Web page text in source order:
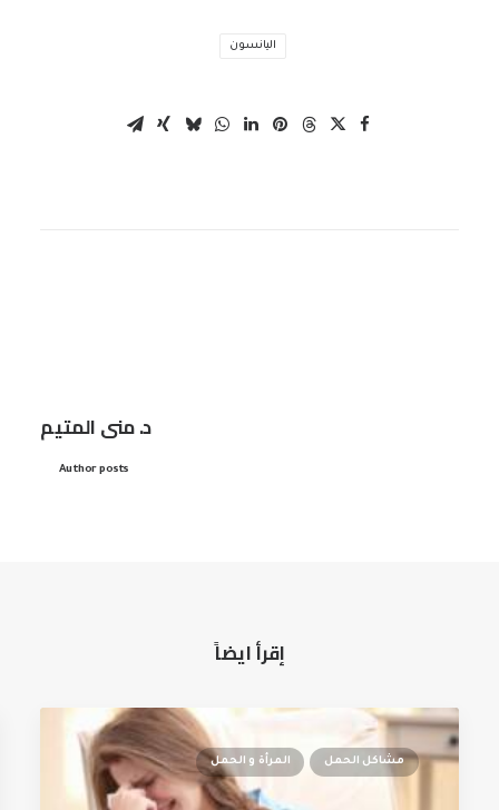
اليانسون
د. منى المتيم
Author posts
إقرأ ايضاً
مشاكل الحمل المرأة و الحمل